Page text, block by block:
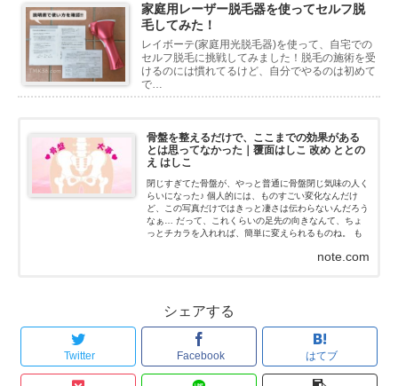
家庭用レーザー脱毛器を使ってセルフ脱
毛してみた！
レイボーテ(家庭用光脱毛器)を使って、自宅での
セルフ脱毛に挑戦してみました！脱毛の施術を受
けるのには慣れてるけど、自分でやるのは初めて
で…
骨盤を整えるだけで、ここまでの効果がある
とは思ってなかった｜覆面はしこ 改め ととの
え はしこ
閉じすぎてた骨盤が、やっと普通に骨盤閉じ気味の人く
らいになった♪ 個人的には、ものすごい変化なんだけ
ど、この写真だけではきっと凄さは伝わらないんだろう
なぁ… だって、これくらいの足先の向きなんて、ちょ
っとチカラを入れれば、簡単に変えられるものね。 も
note.com
シェアする
Twitter Facebook はてブ